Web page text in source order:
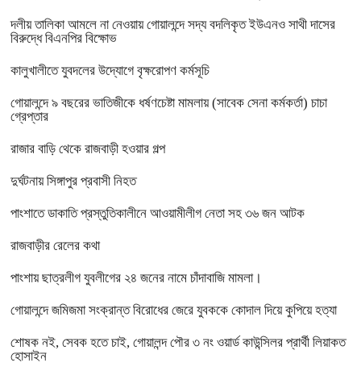
দলীয় তালিকা আমলে না নেওয়ায় গোয়ালন্দে সদ্য বদলিকৃত ইউএনও সাথী দাসের
বিরুদ্ধে বিএনপির বিক্ষোভ
কালুখালীতে যুবদলের উদ্যোগে বৃক্ষরোপণ কর্মসূচি
গোয়ালন্দে ৯ বছরের ভাতিজীকে ধর্ষণচেষ্টা মামলায় (সাবেক সেনা কর্মকর্তা) চাচা
গ্রেপ্তার
রাজার বাড়ি থেকে রাজবাড়ী হওয়ার গল্প
দুর্ঘটনায় সিঙ্গাপুর প্রবাসী নিহত
পাংশাতে ডাকাতি প্রস্তুতিকালীনে আওয়ামীলীগ নেতা সহ ৩৬ জন আটক
রাজবাড়ীর রেলের কথা
পাংশায় ছাত্রলীগ যুবলীগের ২৪ জনের নামে চাঁদাবাজি মামলা।
গোয়ালন্দে জমিজমা সংক্রান্ত বিরোধের জেরে যুবককে কোদাল দিয়ে কুপিয়ে হত্যা
শোষক নই, সেবক হতে চাই, গোয়ালন্দ পৌর ৩ নং ওয়ার্ড কাউন্সিলর প্রার্থী লিয়াকত
হোসাইন